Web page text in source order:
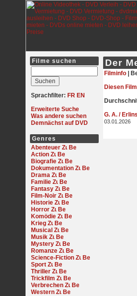
Filme suchen
Sprachfilter: FR EN
Erweiterte Suche
Was andere suchen
Demnächst auf DVD
Genres
Abenteuer
Action
Biografie
Dokumentation
Drama
Familie
Fantasy
Film-Noir
Historie
Horror
Komödie
Krieg
Musical
Musik
Mystery
Romanze
Science-Fiction
Sport
Thriller
Trickfilm
Verbrechen
Western
Der
Filminfo
Diesen
G. A. /
03.01.2026